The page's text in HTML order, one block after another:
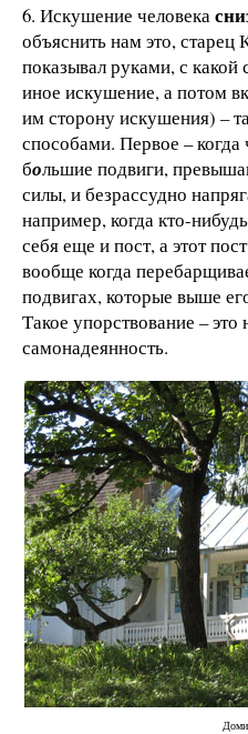
6. Искушение человека
объяснить нам это, старец
показывал руками, с
иное искушение, а потом
им сторону искушения) –
способами. Первое – когда
большие подвиги,
силы, и безрассудно
например, когда кто-
себя еще и пост, а этот
вообще когда
подвигах, которые выше
Такое упорствование –
самонадеянность.